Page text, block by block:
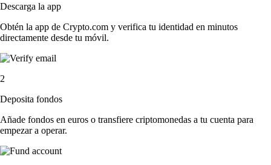
Descarga la app
Obtén la app de Crypto.com y verifica tu identidad en minutos
directamente desde tu móvil.
2
Deposita fondos
Añade fondos en euros o transfiere criptomonedas a tu cuenta para
empezar a operar.